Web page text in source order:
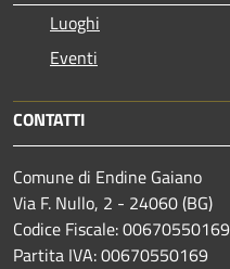
Luoghi
Eventi
CONTATTI
Comune di Endine Gaiano
Via F. Nullo, 2 - 24060 (BG)
Codice Fiscale: 00670550169
Partita IVA: 00670550169